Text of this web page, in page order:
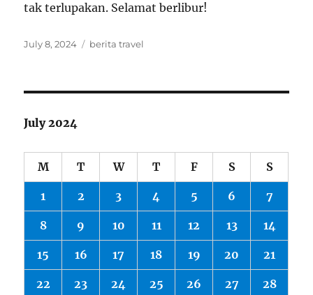
tak terlupakan. Selamat berlibur!
Posted
July 8, 2024 Tags
berita travel
July 2024
M T W T F S S
1 2 3 4 5 6 7
8 9 10 11 12 13 14
15 16 17 18 19 20 21
22 23 24 25 26 27 28